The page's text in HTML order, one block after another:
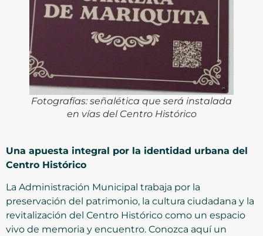
Fotografías: señalética que será instalada
en vías del Centro Histórico
Una apuesta integral por la identidad urbana del
Centro Histórico
La Administración Municipal trabaja por la
preservación del patrimonio, la cultura ciudadana y la
revitalización del Centro Histórico como un espacio
vivo de memoria y encuentro. Conozca aquí un